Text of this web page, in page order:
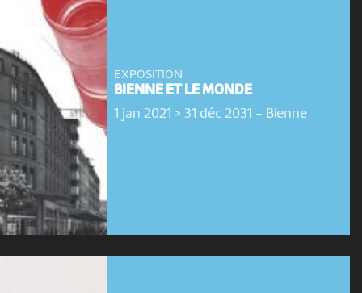
EXPOSITION
BIENNE ET LE MONDE
1 jan 2021 > 31 déc 2031 - Bienne